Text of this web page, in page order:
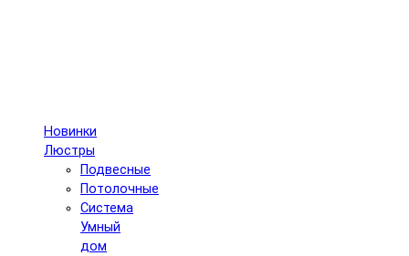
Новинки
Люстры
Подвесные
Потолочные
Система
Умный
дом